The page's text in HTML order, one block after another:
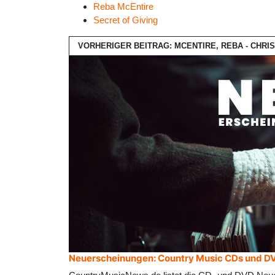
Reba McEntire
Secret of Giving
VORHERIGER BEITRAG: MCENTIRE, REBA -
Neuerscheinungen: Country Music CDs und